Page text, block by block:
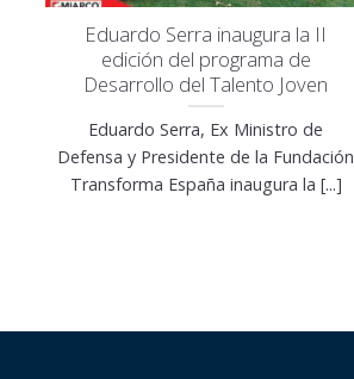
Eduardo Serra inaugura la II
edición del programa de
Desarrollo del Talento Joven
Eduardo Serra, Ex Ministro de
Defensa y Presidente de la Fundación
Transforma España inaugura la [...]